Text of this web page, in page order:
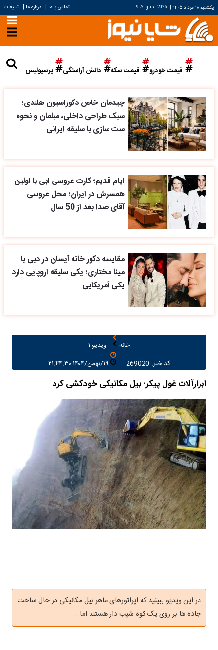
یکشنبه ۱۸ مرداد ۱۴۰۵ |
9 August 2026 تماس با ما | درباره ما | تبلیغات
قیمت خودرو قیمت سکه دانش آراستگی پرسپولیس
چیدمان خاص دکوراسیون هلندی؛
سبک طراحی داخلی، مبلمان و نحوه
ست سازی با سلیقه ایرانی
ایام قدیم؛ کارت عروسی ابی با اولین
همسرش در ایران؛ محل عروسی
آقای صدا بعد از 50 سال
مقایسه دکور خانه آیسان در دبی با
مینا مختاری؛ یکی سلیقه اروپایی دارد
یکی آمریکایی
خانه
ویدیو ۱
کد خبر: 269020
ابزارآلات غول پیکر؛ بیل مکانیکی خودکشی کرد
در این ویدیو ببینید که اپراتورهای ماهر بیل مکانیکی در حال ساخت
جاده ها بر روی یک کوه شیب دار هستند اما ...